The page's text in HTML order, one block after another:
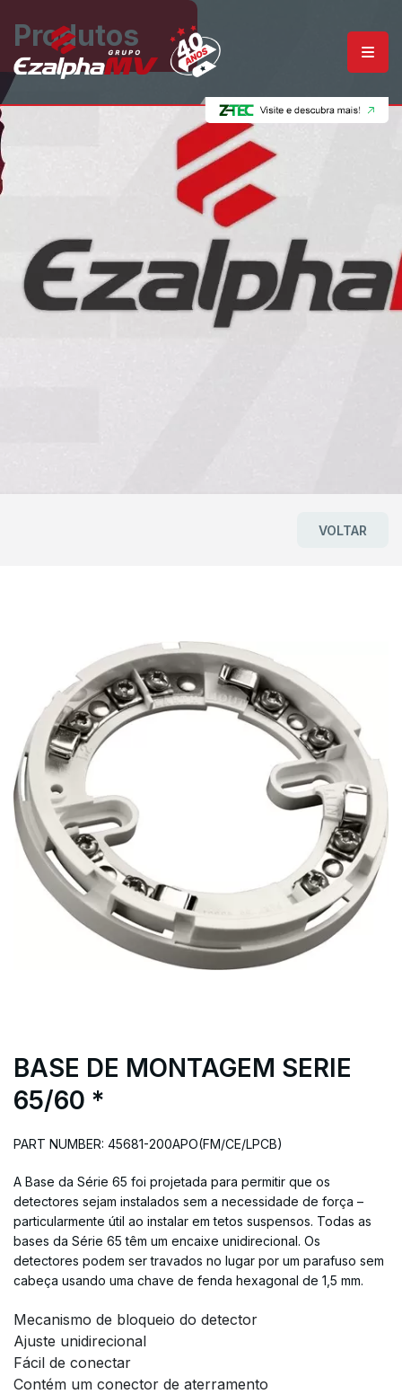
Produtos
VOLTAR
BASE DE MONTAGEM SERIE
65/60 *
PART NUMBER: 45681-200APO(FM/CE/LPCB)
A Base da Série 65 foi projetada para permitir que os
detectores sejam instalados sem a necessidade de força –
particularmente útil ao instalar em tetos suspensos. Todas as
bases da Série 65 têm um encaixe unidirecional. Os
detectores podem ser travados no lugar por um parafuso sem
cabeça usando uma chave de fenda hexagonal de 1,5 mm.
Mecanismo de bloqueio do detector
Ajuste unidirecional
Fácil de conectar
Contém um conector de aterramento